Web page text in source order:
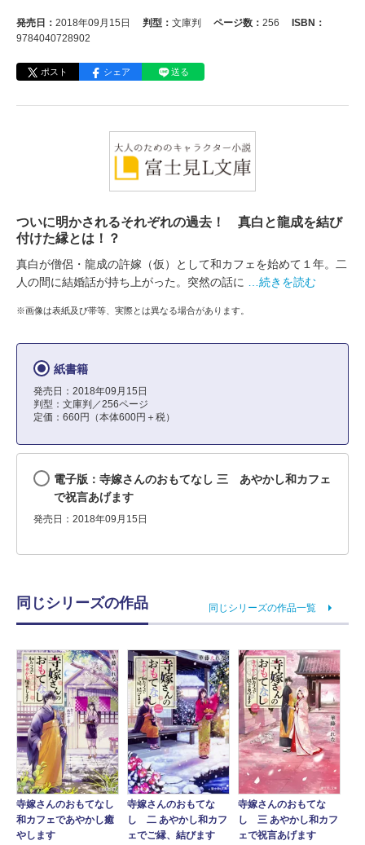
発売日： 2018年09月15日 判型： 文庫判 ページ数： 256
ISBN：
9784040728902
ポスト シェア 送る
ついに明かされるそれぞれの過去！ 真白と龍成を結び
付けた縁とは！？
真白が僧侶・龍成の許嫁（仮）として和カフェを始めて１年。二
人の間に結婚話が持ち上がった。突然の話に
…続きを読む
※画像は表紙及び帯等、実際とは異なる場合があります。
紙書籍
発売日：2018年09月15日
判型：文庫判／256ページ
定価：660円（本体600円＋税）
電子版：寺嫁さんのおもてなし 三 あやかし和カフェ
で祝言あげます
発売日：2018年09月15日
同じシリーズの作品 同じシリーズの作品一覧
寺嫁さんのおもてなし
和カフェであやかし癒
やします
寺嫁さんのおもてな
し 二 あやかし和カフ
ェでご縁、結びます
寺嫁さんのおもてな
し 三 あやかし和カフ
ェで祝言あげます